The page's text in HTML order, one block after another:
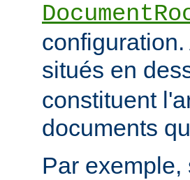
situés en
constituent
documents
Par